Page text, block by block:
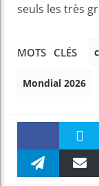
seuls les très
MOTS CLÉS
Mondial 2026
Faceboo Twitter